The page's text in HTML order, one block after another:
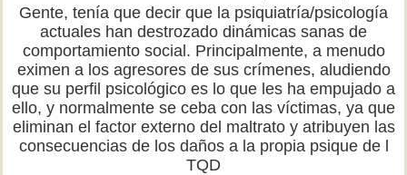
Gente, tenía que decir que la psiquiatría/psicología
actuales han destrozado dinámicas sanas de
comportamiento social. Principalmente, a menudo
eximen a los agresores de sus crímenes, aludiendo
que su perfil psicológico es lo que les ha empujado a
ello, y normalmente se ceba con las víctimas, ya que
eliminan el factor externo del maltrato y atribuyen las
consecuencias de los daños a la propia psique de l
TQD